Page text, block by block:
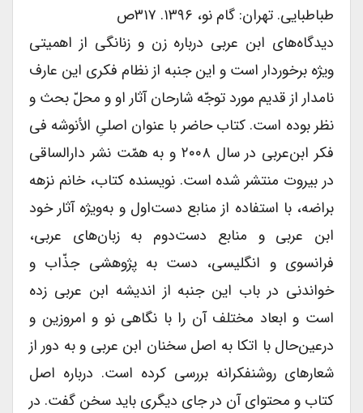
طباطبایی. تهران: گام نو، ۱۳۹۶. ۳۱۷ص
دیدگاه‌های ابن ‌عربی درباره زن و زنانگی از اهمیتی
ویژه برخوردار است و این جنبه از نظام فکری این عارف
نامدار از قدیم مورد توجّه شارحان آثار او و محلّ بحث و
نظر بوده است. کتاب حاضر با عنوان اصلیِ الأنوشه فی
فکر ابن‌عربی در سال ۲۰۰۸ و به همّت نشر دارالساقی
در بیروت منتشر شده است. نویسنده کتاب، خانم نزهه
براضه، با استفاده از منابع دست‌اول و به‌ویژه آثار خود
ابن عربی و منابع دست‌دوم به زبان‌های عربی،
فرانسوی و انگلیسی، دست به پژوهشی جذّاب و
خواندنی در باب این جنبه از اندیشه ابن عربی زده
است و ابعاد مختلف آن را با نگاهی نو و امروزین و
درعین‌حال با اتکا به اصل سخنان ابن عربی و به دور از
شعارهای روشنفکرانه بررسی کرده است. درباره اصل
کتاب و محتوای آن در جای دیگری باید سخن گفت. در